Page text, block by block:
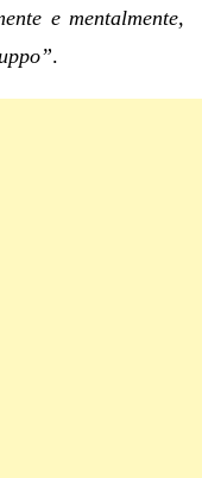
e mentalmente,
.